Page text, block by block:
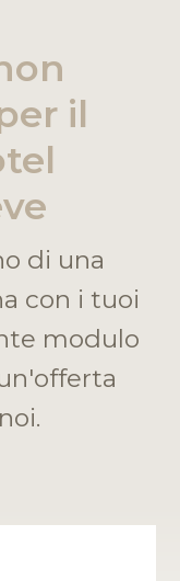
il
di una
con i tuoi
modulo